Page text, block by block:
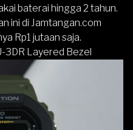
baterai hingga 2 tahun.
ini di Jamtangan.com
Rp1 jutaan saja.
3DR Layered Bezel